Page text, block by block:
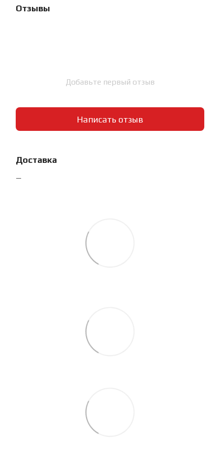
Отзывы
Добавьте первый отзыв
Написать отзыв
Доставка